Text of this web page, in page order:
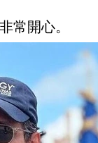
常開心。